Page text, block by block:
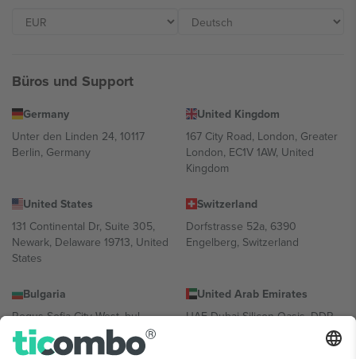
Büros und Support
Germany
Unter den Linden 24, 10117
Berlin, Germany
United Kingdom
167 City Road, London, Greater
London, EC1V 1AW, United
Kingdom
United States
131 Continental Dr, Suite 305,
Newark, Delaware 19713, United
States
Switzerland
Dorfstrasse 52a, 6390
Engelberg, Switzerland
Bulgaria
Regus Sofia City West, bul
Totleben 53-55, 1606 Sofia,
Bulgaria
United Arab Emirates
UAE Dubai Silicon Oasis, DDP
Building A1, Office 302, Dubai,